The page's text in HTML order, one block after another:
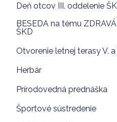
Deň otcov III. oddelenie
BESEDA na tému
ŠKD
Otvorenie letnej terasy V.
Herbár
Prírodovedná prednáška
Športové sústredenie